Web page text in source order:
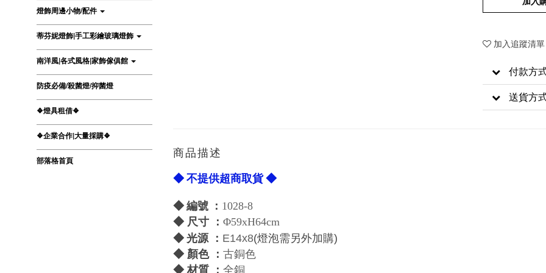
燈飾周邊小物/配件
蒂芬妮燈飾|手工彩繪玻璃燈飾
南洋風|各式風格|家飾傢俱館
防疫必備/殺菌燈/抑菌燈
❖燈具租借❖
❖企業合作|大量採購❖
部落格首頁
加入追蹤清單
付款方
送貨方
商品描述
◆ 不提供超商取貨 ◆
◆ 編號 ： 1028-8
◆ 尺寸 ： Φ59xH64cm
◆光源 ： E14x8(燈泡需另外加購)
◆ 顏色 ： 古銅色
◆ 材質 ： 全銅